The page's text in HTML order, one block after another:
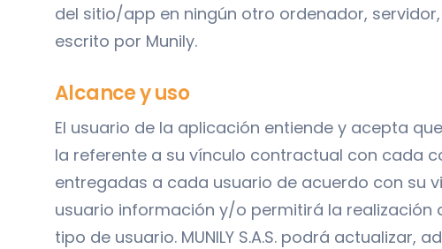
del sitio/app en ningún otro ordenador,
escrito por Munily.
Alcance y uso
El usuario de la aplicación entiende y acepta
la referente a su vínculo contractual con cada
entregadas a cada usuario de acuerdo con su
usuario información y/o permitirá la
tipo de usuario. MUNILY S.A.S. podrá